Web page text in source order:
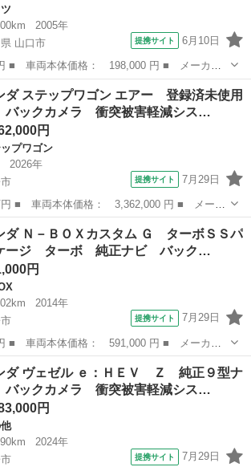
2005年
山口市
提携サイト 6月10日
： ザッツ ■ グレード名： スペシャルエ
０年１月 走行６．９万ｋｍ ＡＴ エアコ
ザッツ
ダ ステップワゴン エアー 登録済未使用
ックカメラ 衝突被害軽減シス…
円
プワゴン
2026年
提携サイト 7月29日
名： ステップワゴン ■ グレード名： エ
バックカメラ 衝突被害軽減システム コー
ステップワゴン
ダ Ｎ－ＢＯＸカスタム Ｇ ターボＳＳパ
ージ ターボ 純正ナビ バック…
円
2014年
提携サイト 7月29日
： Ｎ－ＢＯＸカスタム ■ グレード名：
ージ ターボ 純正ナビ バックカメラ 両側
N-BOX
ダ ヴェゼル ｅ：ＨＥＶ Ｚ 純正９型ナ
ックカメラ 衝突被害軽減シス…
円
2024年
提携サイト 7月29日